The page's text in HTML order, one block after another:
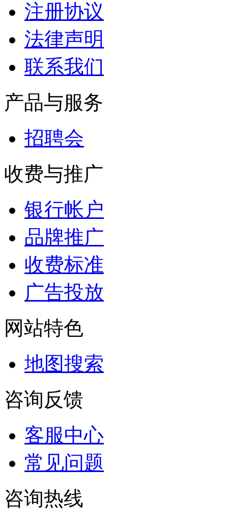
注册协议
法律声明
联系我们
产品与服务
招聘会
收费与推广
银行帐户
品牌推广
收费标准
广告投放
网站特色
地图搜索
咨询反馈
客服中心
常见问题
咨询热线